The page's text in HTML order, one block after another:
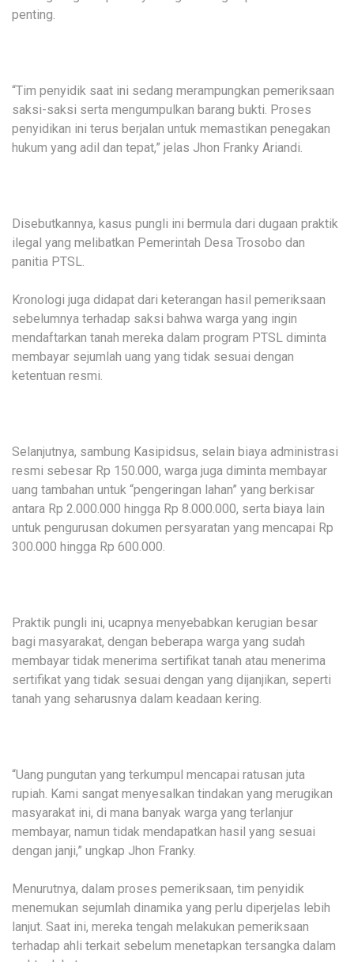
penting.
“Tim penyidik saat ini sedang merampungkan pemeriksaan
saksi-saksi serta mengumpulkan barang bukti. Proses
penyidikan ini terus berjalan untuk memastikan penegakan
hukum yang adil dan tepat,” jelas Jhon Franky Ariandi.
Disebutkannya, kasus pungli ini bermula dari dugaan praktik
ilegal yang melibatkan Pemerintah Desa Trosobo dan
panitia PTSL.
Kronologi juga didapat dari keterangan hasil pemeriksaan
sebelumnya terhadap saksi bahwa warga yang ingin
mendaftarkan tanah mereka dalam program PTSL diminta
membayar sejumlah uang yang tidak sesuai dengan
ketentuan resmi.
Selanjutnya, sambung Kasipidsus, selain biaya administrasi
resmi sebesar Rp 150.000, warga juga diminta membayar
uang tambahan untuk “pengeringan lahan” yang berkisar
antara Rp 2.000.000 hingga Rp 8.000.000, serta biaya lain
untuk pengurusan dokumen persyaratan yang mencapai Rp
300.000 hingga Rp 600.000.
Praktik pungli ini, ucapnya menyebabkan kerugian besar
bagi masyarakat, dengan beberapa warga yang sudah
membayar tidak menerima sertifikat tanah atau menerima
sertifikat yang tidak sesuai dengan yang dijanjikan, seperti
tanah yang seharusnya dalam keadaan kering.
“Uang pungutan yang terkumpul mencapai ratusan juta
rupiah. Kami sangat menyesalkan tindakan yang merugikan
masyarakat ini, di mana banyak warga yang terlanjur
membayar, namun tidak mendapatkan hasil yang sesuai
dengan janji,” ungkap Jhon Franky.
Menurutnya, dalam proses pemeriksaan, tim penyidik
menemukan sejumlah dinamika yang perlu diperjelas lebih
lanjut. Saat ini, mereka tengah melakukan pemeriksaan
terhadap ahli terkait sebelum menetapkan tersangka dalam